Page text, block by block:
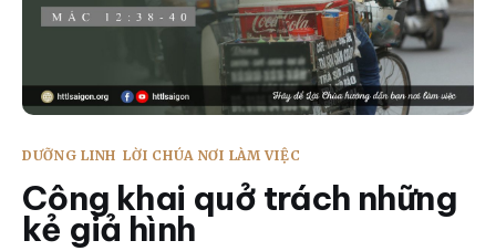
Thư viện
Bản tin
Mục vụ
Liên hệ
DƯỠNG LINH LỜI CHÚA NƠI LÀM VIỆC
Công khai quở trách những
kẻ giả hình